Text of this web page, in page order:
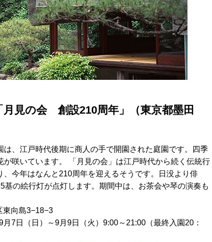
月見の会 創設210周年」（東京都墨田
は、江戸時代後期に商人の手で開園された庭園です。四季
が咲いています。 「月見の会」は江戸時代から続く伝統行
、今年はなんと210周年を迎えるそうです。日没より俳
基の絵行灯が点灯します。期間中は、お茶会や琴の演奏も
東向島3−18−3
月7日（日）～9月9日（火）9:00～21:00（最終入園20：